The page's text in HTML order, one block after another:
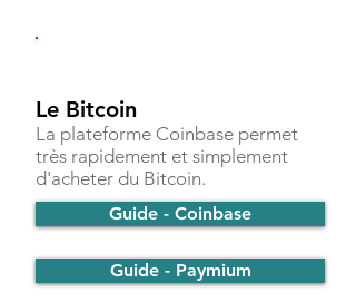
Le Bitcoin
La plateforme Coinbase permet
très rapidement et simplement
d'acheter du Bitcoin.
Guide - Coinbase
Guide - Paymium